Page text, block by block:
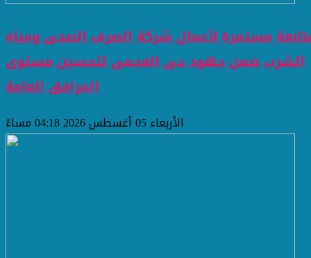
مستمرة لأعمال شركة الصرف الصحى ومياه
الشرب ضمن جهود حى العجمى لتحسين مستوى
المرافق العامة
الأربعاء 05 أغسطس 2026 04:18 مساءً